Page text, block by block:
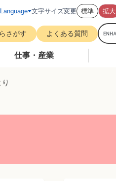
文字サイズ変更 標準 拡大
さがす よくある質問
G
o
仕事・産業